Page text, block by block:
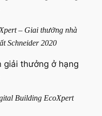
– Giai thưởng nhà
Schneider 2020
Building EcoXpert